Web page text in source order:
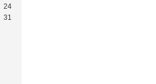
24
31